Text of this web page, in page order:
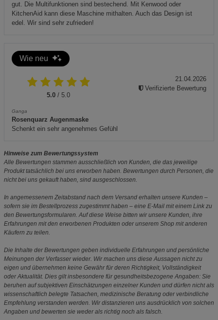
gut. Die Multifunktionen sind bestechend. Mit Kenwood oder
KitchenAid kann diese Maschine mithalten. Auch das Design ist
edel. Wir sind sehr zufrieden!
Wie neu
5.0 / 5.0
Ganga
Rosenquarz Augenmaske
Schenkt ein sehr angenehmes Gefühl
21.04.2026
Verifizierte Bewertung
Hinweise zum Bewertungssystem
Alle Bewertungen stammen ausschließlich von Kunden, die das jeweilige
Produkt tatsächlich bei uns erworben haben. Bewertungen durch Personen, die
nicht bei uns gekauft haben, sind ausgeschlossen.
In angemessenem Zeitabstand nach dem Versand erhalten unsere Kunden –
sofern sie im Bestellprozess zugestimmt haben – eine E-Mail mit einem Link zu
den Bewertungsformularen. Auf diese Weise bitten wir unsere Kunden, ihre
Erfahrungen mit den erworbenen Produkten oder unserem Shop mit anderen
Käufern zu teilen.
Die Inhalte der Bewertungen geben individuelle Erfahrungen und persönliche
Meinungen der Verfasser wieder. Wir machen uns diese Aussagen nicht zu
eigen und übernehmen keine Gewähr für deren Richtigkeit, Vollständigkeit
oder Aktualität. Dies gilt insbesondere für gesundheitsbezogene Angaben: Sie
beruhen auf subjektiven Einschätzungen einzelner Kunden und dürfen nicht als
wissenschaftlich belegte Tatsachen, medizinische Beratung oder verbindliche
Empfehlung verstanden werden. Wir distanzieren uns ausdrücklich von solchen
Angaben und bewerten sie weder als richtig noch als falsch.